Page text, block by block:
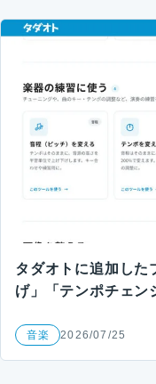
タダオトに追加した
げ」「テンポチェン
音楽 2026/07/25